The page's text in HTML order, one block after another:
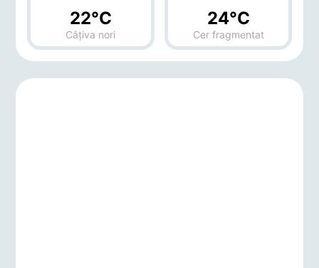
22°C
Câțiva nori
24°C
Cer fragmentat